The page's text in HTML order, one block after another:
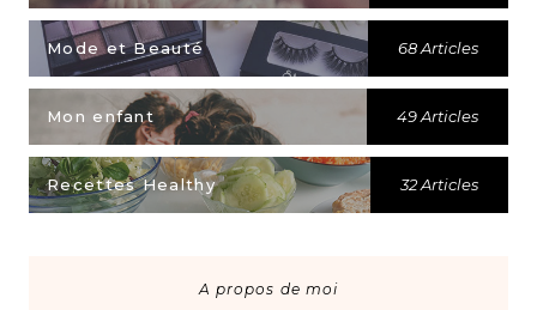
Mode et Beauté 68 Articles
Mon enfant 49 Articles
Recettes Healthy 32 Articles
A propos de moi